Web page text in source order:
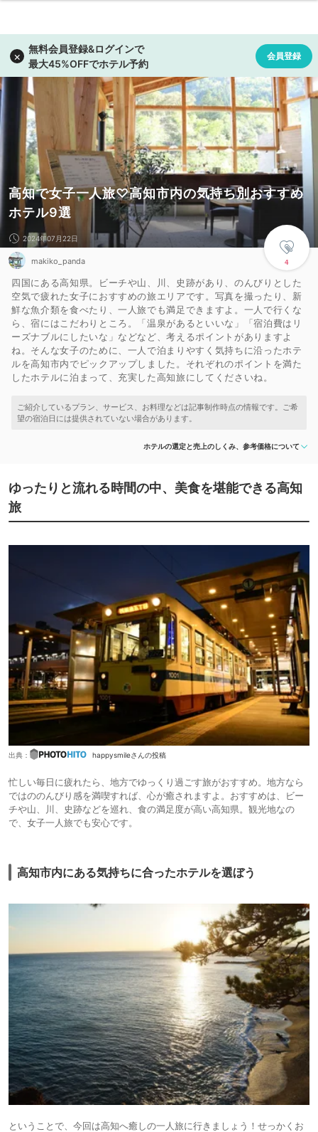
高知で女子一人旅♡高知市内の気持ち別おすすめ
ホテル9選 ​
4
2024年07月22日
makiko_panda
四国にある高知県。ビーチや山、川、史跡があり、のんびりとした
空気で疲れた女子におすすめの旅エリアです。写真を撮ったり、新
鮮な魚介類を食べたり、一人旅でも満足できますよ。一人で行くな
ら、宿にはこだわりところ。「温泉があるといいな」「宿泊費はリ
ーズナブルにしたいな」などなど、考えるポイントがありますよ
ね。そんな女子のために、一人で泊まりやすく気持ちに沿ったホテ
ルを高知市内でピックアップしました。それぞれのポイントを満た
したホテルに泊まって、充実した高知旅にしてくださいね。
ホテルの選定と売上のしくみ、参考価格について
ゆったりと流れる時間の中、美食を堪能できる高知
旅
出典： happysmileさんの投稿
忙しい毎日に疲れたら、地方でゆっくり過ごす旅がおすすめ。地方なら
ではののんびり感を満喫すれば、心が癒されますよ。おすすめは、ビー
チや山、川、史跡などを巡れ、食の満足度が高い高知県。観光地なの
で、女子一人旅でも安心です。
高知市内にある気持ちに合ったホテルを選ぼう
ということで、今回は高知へ癒しの一人旅に行きましょう！せっかくお